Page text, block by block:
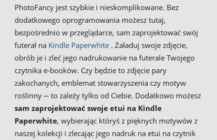
PhotoFancy jest szybkie i nieskomplikowane. Bez
dodatkowego oprogramowania możesz tutaj,
bezpośrednio w przeglądarce, sam zaprojektować swój
futerał na Kindle Paperwhite . Załaduj swoje zdjęcie,
obrób je i zleć jego nadrukowanie na futerale Twojego
czytnika e-booków. Czy będzie to zdjęcie pary
zakochanych, emblemat stowarzyszenia czy motyw
roślinny ─ to zależy tylko od Ciebie. Dodatkowo możesz
sam zaprojektować swoje etui na Kindle
Paperwhite, wybierając któryś z pięknych motywów z
naszej kolekcji i zlecając jego nadruk na etui na czytnik